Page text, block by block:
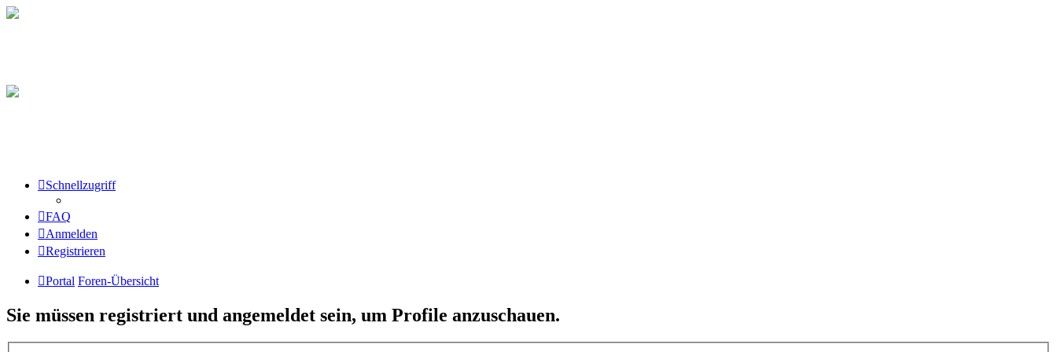
Schnellzugriff
FAQ
Anmelden
Registrieren
Portal Foren-Übersicht
Sie müssen registriert und angemeldet sein, um Profile anzuschauen.